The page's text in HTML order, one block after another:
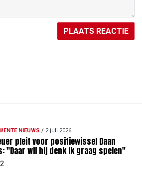
PLAATS REACTIE
NIEUWS / 2 juli 2026
pleit voor positiewissel Daan
"Daar wil hij denk ik graag spelen"